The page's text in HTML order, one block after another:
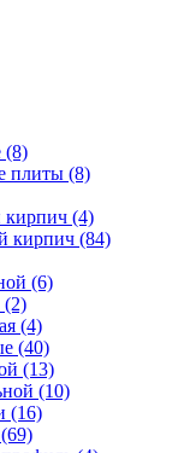
(8)
плиты (8)
кирпич (4)
кирпич (84)
(6)
(2)
(4)
(40)
(13)
(10)
(16)